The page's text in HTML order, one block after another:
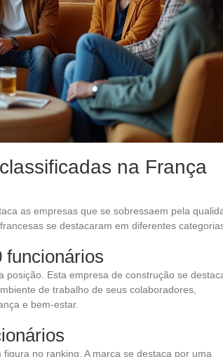
na França
as empresas que se sobressaem pela
se destacaram em diferentes
funcionários
posição. Esta empresa de construção se
de trabalho de seus colaboradores,
e bem-estar.
no ranking. A marca se destaca por uma